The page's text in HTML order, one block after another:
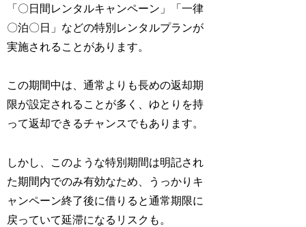
「〇日間レンタルキャンペーン」「一律
〇泊〇日」などの特別レンタルプランが
実施されることがあります。
この期間中は、通常よりも長めの返却期
限が設定されることが多く、ゆとりを持
って返却できるチャンスでもあります。
しかし、このような特別期間は明記され
た期間内でのみ有効なため、うっかりキ
ャンペーン終了後に借りると通常期限に
戻っていて延滞になるリスクも。